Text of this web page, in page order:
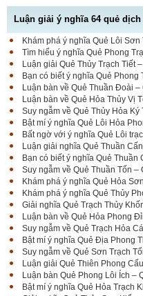
Luận giải ý nghĩa 64 quẻ dịch
Khám phá ý nghĩa Quẻ Lôi
Tìm hiểu ý nghĩa Quẻ Phong
Luận giải Quẻ Thủy Trạch Tiết
Bạn có biết ý nghĩa Quẻ Phong
Luận bàn về Quẻ Thuần Đoài –
Luận bàn về Quẻ Hỏa Thủy Vị
Suy ngẫm về Quẻ Thủy Hỏa
Bật mí ý nghĩa Quẻ Lôi Hỏa
Bất ngờ với ý nghĩa Quẻ Lôi
Luận giải nghĩa Quẻ Thuần
Bạn có biết ý nghĩa Quẻ Thuần
Suy ngẫm về Quẻ Thuần Tốn –
Khám phá ý nghĩa Quẻ Hỏa
Khám phá ý nghĩa Quẻ Thủy
Giải nghĩa Quẻ Trạch Thủy
Luận bàn về Quẻ Hỏa Phong
Suy ngẫm về Quẻ Trạch Hỏa
Bật mí ý nghĩa Quẻ Địa Phong
Suy ngẫm về Quẻ Sơn Trạch
Luận giải Quẻ Thiên Phong
Luận bàn Quẻ Phong Lôi Ích –
Bật mí ý nghĩa Quẻ Hỏa Trạch